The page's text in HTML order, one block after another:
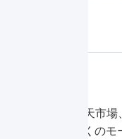
Amazon.co.jp、楽天市
ョッピングなど多くの